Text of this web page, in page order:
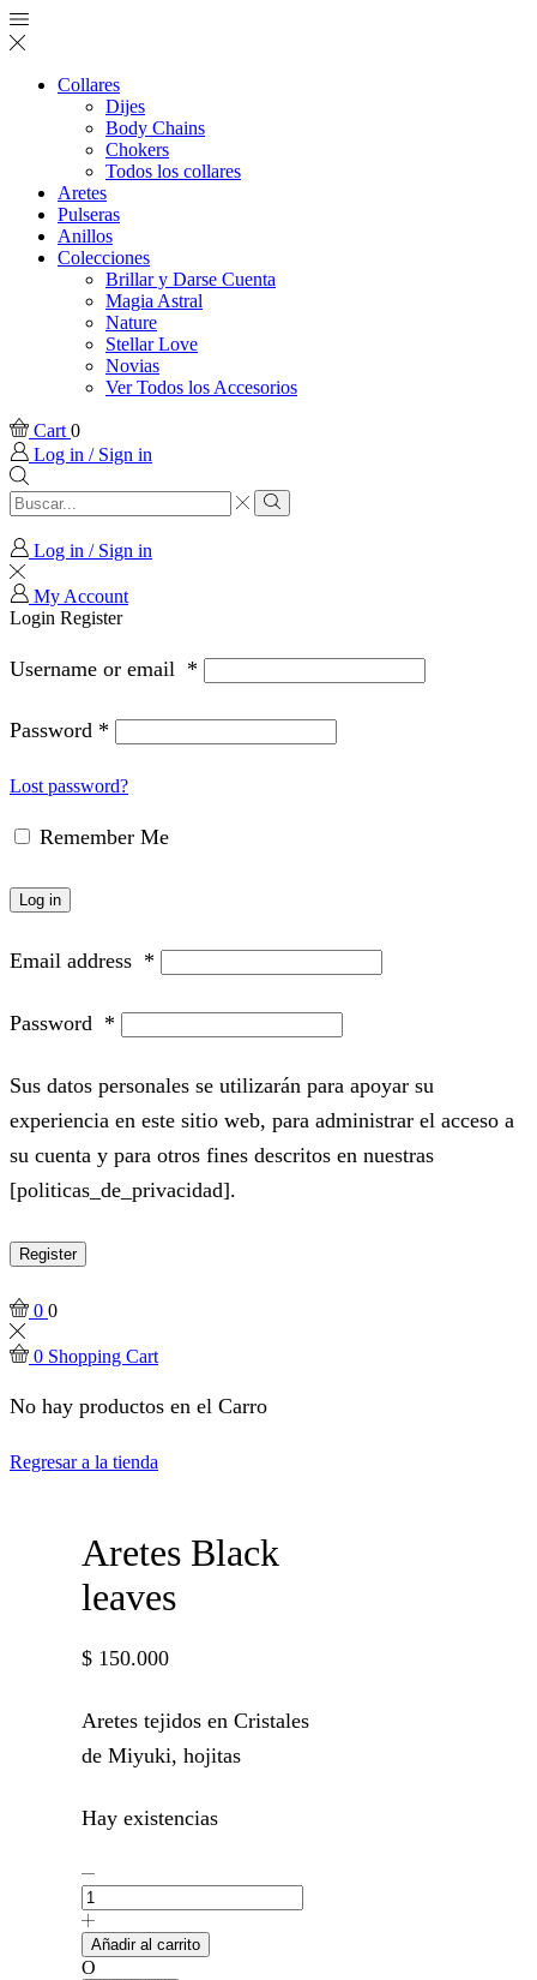
Collares
Dijes
Body Chains
Chokers
Todos los collares
Aretes
Pulseras
Anillos
Colecciones
Brillar y Darse Cuenta
Magia Astral
Nature
Stellar Love
Novias
Ver Todos los Accesorios
Cart 0
Log in / Sign in
Search
input
Search
Log in / Sign in
My Account
Login Register
Username or email *
Password *
Lost password?
Remember Me
Log in
Email address *
Password *
Sus datos personales se utilizarán para apoyar su
experiencia en este sitio web, para administrar el acceso a
su cuenta y para otros fines descritos en nuestras
[politicas_de_privacidad].
Register
0 0
0 Shopping Cart
No hay productos en el Carro
Regresar a la tienda
Aretes Black
leaves
$ 150.000
Aretes tejidos en Cristales
de Miyuki, hojitas
Hay existencias
Aretes
leaves
cantidad
Añadir al carrito
O